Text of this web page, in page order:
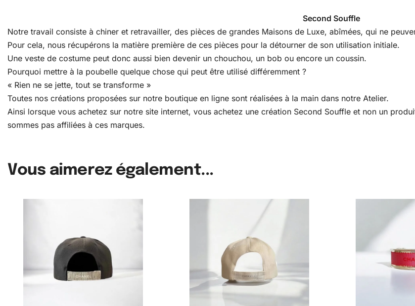
Second Souffle
Notre travail consiste à chiner et retravailler, des pièces de grandes Maisons de Luxe, abîmées, qui ne
Pour cela, nous récupérons la matière première de ces pièces pour la détourner de son utilisation initiale.
Une veste de costume peut donc aussi bien devenir un chouchou, un bob ou encore un coussin.
Pourquoi mettre à la poubelle quelque chose qui peut être utilisé différemment ?
« Rien ne se jette, tout se transforme »
Toutes nos créations proposées sur notre boutique en ligne sont réalisées à la main dans notre Atelier.
Ainsi lorsque vous achetez sur notre site internet, vous achetez une création Second Souffle et non un
sommes pas affiliées à ces marques.
Vous aimerez également...